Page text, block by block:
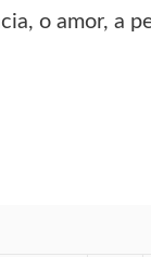
o amor, a